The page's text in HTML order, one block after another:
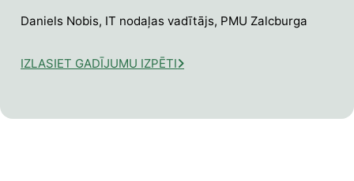
Daniels Nobis, IT nodaļas vadītājs, PMU Zalcburga
IZLASIET GADĪJUMU IZPĒTI